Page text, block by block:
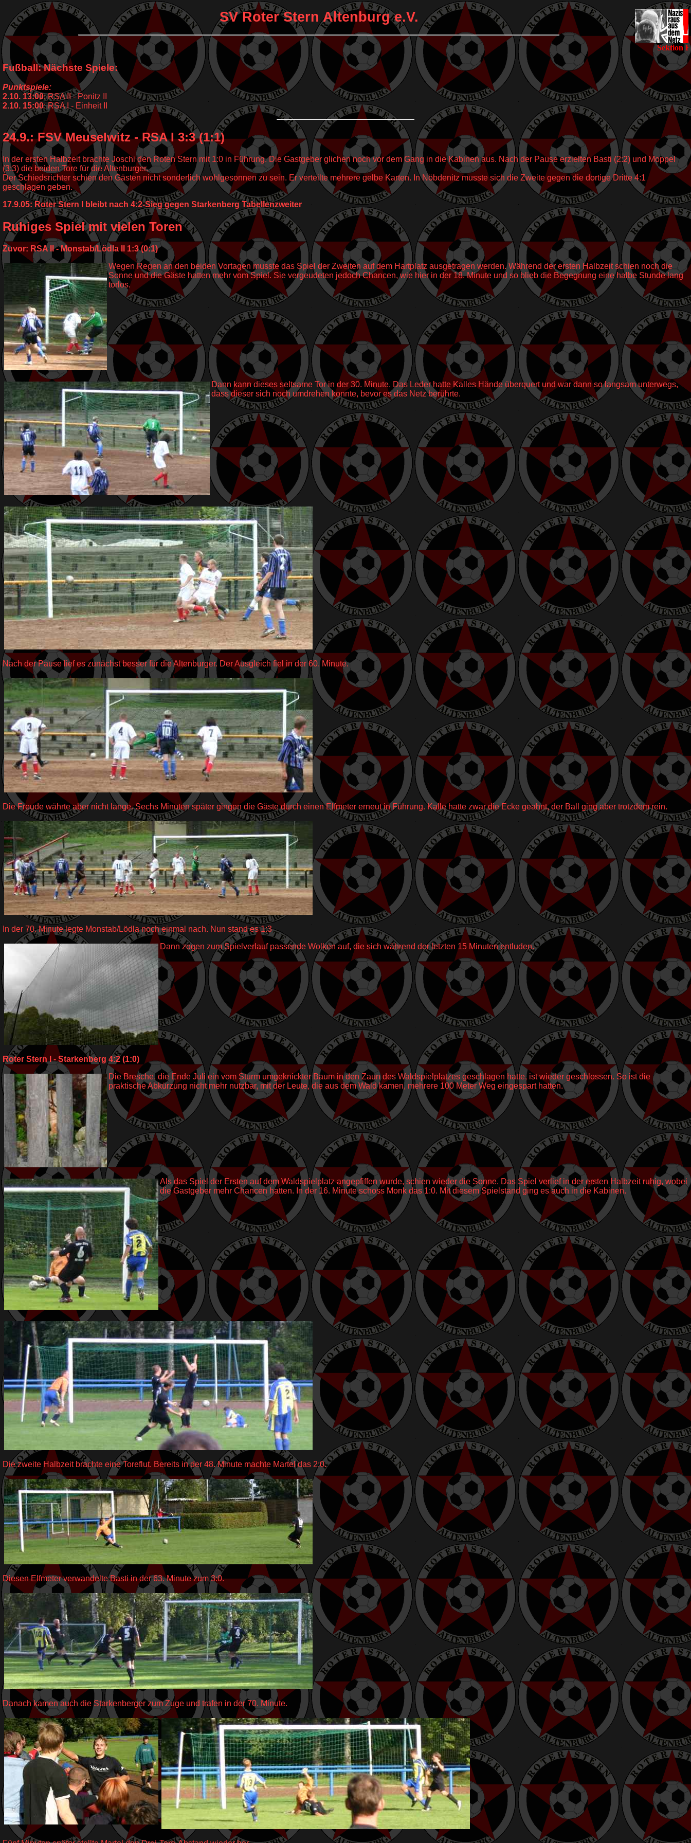
SV Roter Stern Altenburg e.V.
Sektion
Fußball: Nächste Spiele:
Punktspiele:
2.10. 13:00: RSA II - Ponitz II
2.10. 15:00: RSA I - Einheit II
24.9.: FSV Meuselwitz - RSA I 3:3 (1:1)
In der ersten Halbzeit brachte Joschi den Roten Stern mit 1:0 in Führung. Die Gastgeber glichen noch vor dem Gang in die Kabinen aus. Nach der Pause erzielten Basti (2:2) und Moppel
(3:3) die beiden Tore für die Altenburger.
Der Schiedsrichter schien den Gästen nicht sonderlich wohlgesonnen zu sein. Er verteilte mehrere gelbe Karten. In Nöbdenitz musste sich die Zweite gegen die dortige Dritte 4:1
geschlagen geben.
17.9.05: Roter Stern I bleibt nach 4:2-Sieg gegen Starkenberg Tabellenzweiter
Ruhiges Spiel mit vielen Toren
Zuvor: RSA II - Monstab/Lödla II 1:3 (0:1)
Wegen Regen an den beiden Vortagen musste das Spiel der Zweiten auf dem Hartplatz ausgetragen werden. Während der ersten Halbzeit schien noch die
Sonne und die Gäste hatten mehr vom Spiel. Sie vergeudeten jedoch Chancen, wie hier in der 18. Minute und so blieb die Begegnung eine halbe Stunde lang
torlos.
Dann kann dieses seltsame Tor in der 30. Minute. Das Leder hatte Kalles Hände überquert und war dann so langsam unterwegs,
dass dieser sich noch umdrehen konnte, bevor es das Netz berührte.
Nach der Pause lief es zunächst besser für die Altenburger. Der Ausgleich fiel in der 60. Minute.
Die Freude währte aber nicht lange. Sechs Minuten später gingen die Gäste durch einen Elfmeter erneut in Führung. Kalle hatte zwar die Ecke geahnt, der Ball ging aber trotzdem rein.
In der 70. Minute legte Monstab/Lödla noch einmal nach. Nun stand es 1:3
Dann zogen zum Spielverlauf passende Wolken auf, die sich während der letzten 15 Minuten entluden.
Roter Stern I - Starkenberg 4:2 (1:0)
Die Bresche, die Ende Juli ein vom Sturm umgeknickter Baum in den Zaun des Waldspielplatzes geschlagen hatte, ist wieder geschlossen. So ist die
praktische Abkürzung nicht mehr nutzbar, mit der Leute, die aus dem Wald kamen, mehrere 100 Meter Weg eingespart hatten.
Als das Spiel der Ersten auf dem Waldspielplatz angepfiffen wurde, schien wieder die Sonne. Das Spiel verlief in der ersten Halbzeit ruhig, wobei
die Gastgeber mehr Chancen hatten. In der 16. Minute schoss Monk das 1:0. Mit diesem Spielstand ging es auch in die Kabinen.
Die zweite Halbzeit brachte eine Toreflut. Bereits in der 48. Minute machte Martel das 2:0.
Diesen Elfmeter verwandelte Basti in der 63. Minute zum 3:0.
Danach kamen auch die Starkenberger zum Zuge und trafen in der 70. Minute.